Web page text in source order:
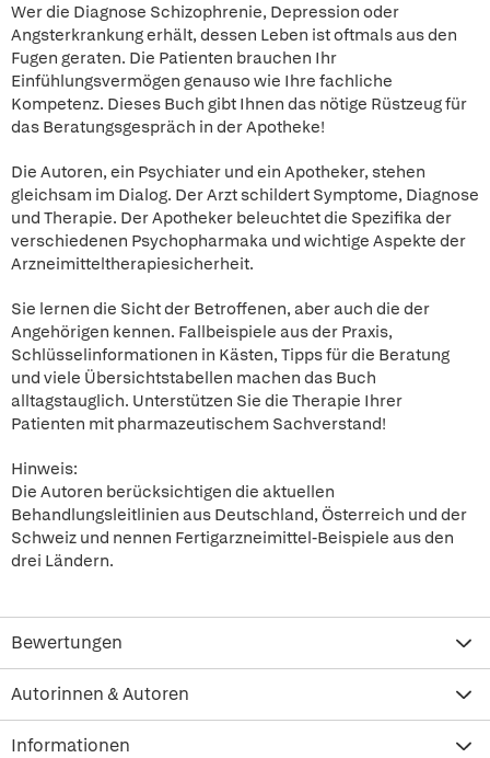
Wer die Diagnose Schizophrenie, Depression oder
Angsterkrankung erhält, dessen Leben ist oftmals aus den
Fugen geraten. Die Patienten brauchen Ihr
Einfühlungsvermögen genauso wie Ihre fachliche
Kompetenz. Dieses Buch gibt Ihnen das nötige Rüstzeug für
das Beratungsgespräch in der Apotheke!
Die Autoren, ein Psychiater und ein Apotheker, stehen
gleichsam im Dialog. Der Arzt schildert Symptome, Diagnose
und Therapie. Der Apotheker beleuchtet die Spezifika der
verschiedenen Psychopharmaka und wichtige Aspekte der
Arzneimitteltherapiesicherheit.
Sie lernen die Sicht der Betroffenen, aber auch die der
Angehörigen kennen. Fallbeispiele aus der Praxis,
Schlüsselinformationen in Kästen, Tipps für die Beratung
und viele Übersichtstabellen machen das Buch
alltagstauglich. Unterstützen Sie die Therapie Ihrer
Patienten mit pharmazeutischem Sachverstand!
Hinweis:
Die Autoren berücksichtigen die aktuellen
Behandlungsleitlinien aus Deutschland, Österreich und der
Schweiz und nennen Fertigarzneimittel-Beispiele aus den
drei Ländern.
Bewertungen
Autorinnen & Autoren
Informationen